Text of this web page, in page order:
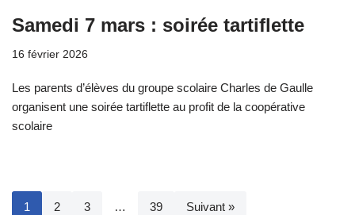
Samedi 7 mars : soirée tartiflette
16 février 2026
Les parents d’élèves du groupe scolaire Charles de Gaulle
organisent une soirée tartiflette au profit de la coopérative
scolaire
1 2 3 … 39 Suivant »